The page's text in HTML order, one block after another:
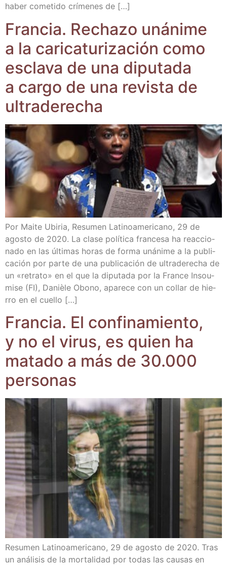
haber come­ti­do crí­me­nes de […]
Fran­cia. Recha­zo uná­ni­me
a la cari­ca­tu­ri­za­ción como
escla­va de una dipu­tada
a car­go de una revis­ta de
ultraderecha
Por Mai­te Ubi­ria, Resu­men Lati­no­ame­ri­cano, 29 de
agos­to de 2020. La cla­se polí­ti­ca fran­ce­sa ha reac­cio­
na­do en las últi­mas horas de for­ma uná­ni­me a la publi­
ca­ción por par­te de una publi­ca­ción de ultra­de­re­cha de
un «retra­to» en el que la dipu­tada por la Fran­ce Insou­
mi­se (FI), Daniè­le Obono, apa­re­ce con un collar de hie­
rro en el cuello […]
Fran­cia. El con­fi­na­mien­to,
y no el virus, es quien ha
mata­do a más de 30.000
personas
Resu­men Lati­no­ame­ri­cano, 29 de agos­to de 2020. Tras
un aná­li­sis de la mor­ta­li­dad por todas las cau­sas en